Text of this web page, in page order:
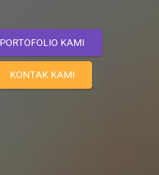
PORTOFOLIO KAMI
KONTAK KAMI